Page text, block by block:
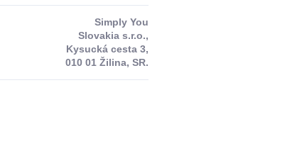
Simply You
Slovakia s.r.o.,
Kysucká cesta 3,
010 01 Žilina, SR.